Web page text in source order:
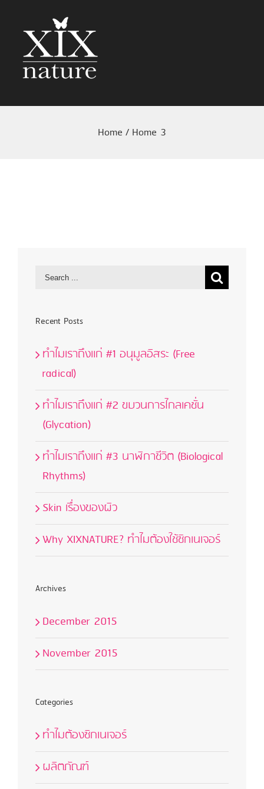
Home / Home 3
Recent Posts
ทำไมเราถึงแก่ #1 อนุมูลอิสระ (Free
radical)
ทำไมเราถึงแก่ #2 ขบวนการไกลเคชั่น
(Glycation)
ทำไมเราถึงแก่ #3 นาฬิกาชีวิต (Biological
Rhythms)
Skin เรื่องของผิว
Why XIXNATURE? ทำไมต้องใช้ซิกเนเจอร์
Archives
December 2015
November 2015
Categories
ทำไมต้องซิกเนเจอร์
ผลิตภัณฑ์